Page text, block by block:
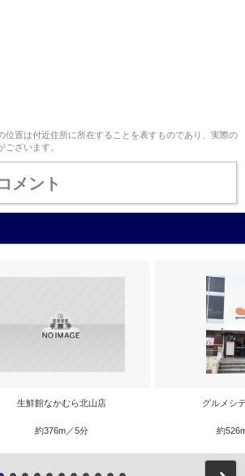
置は付近住所に所在することを表すものであり、実際の
ざいます。
メント
生鮮館なかむら北山店
約376m／5分
グルメシ
約